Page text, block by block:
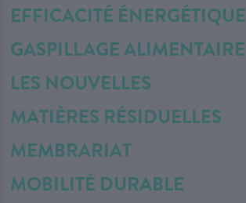
EFFICACITÉ ÉNERGÉTIQUE
GASPILLAGE ALIMENTAIRE
LES NOUVELLES
MATIÈRES RÉSIDUELLES
MEMBRARIAT
MOBILITÉ DURABLE